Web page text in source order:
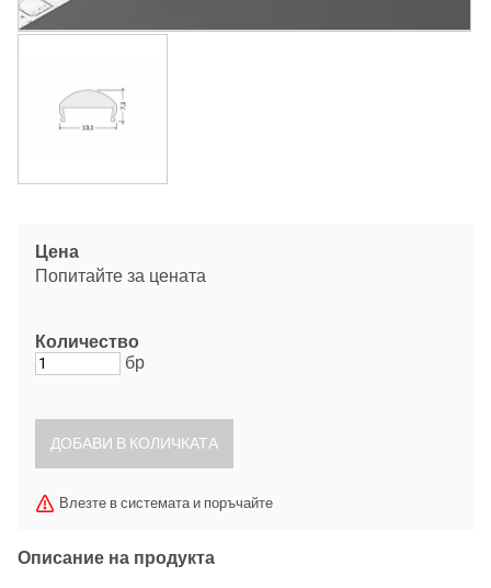
Цена
Попитайте за цената
Количество
бр
Влезте в системата и поръчайте
Описание на продукта